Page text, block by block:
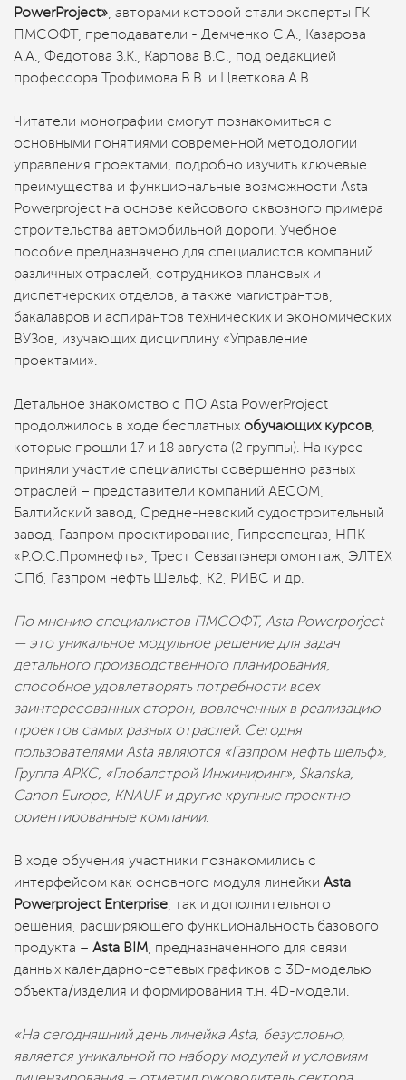
PowerProject» , авторами которой стали эксперты ГК
ПМСОФТ, преподаватели - Демченко С.А., Казарова
А.А., Федотова З.К., Карпова В.С., под редакцией
профессора Трофимова В.В. и Цветкова А.В.
Читатели монографии смогут познакомиться с
основными понятиями современной методологии
управления проектами, подробно изучить ключевые
преимущества и функциональные возможности Asta
Powerproject на основе кейсового сквозного примера
строительства автомобильной дороги. Учебное
пособие предназначено для специалистов компаний
различных отраслей, сотрудников плановых и
диспетчерских отделов, а также магистрантов,
бакалавров и аспирантов технических и экономических
ВУЗов, изучающих дисциплину «Управление
проектами».
Детальное знакомство с ПО Asta PowerProject
продолжилось в ходе бесплатных обучающих курсов
которые прошли 17 и 18 августа (2 группы). На курсе
приняли участие специалисты совершенно разных
отраслей – представители компаний AECOM,
Балтийский завод, Средне-невский судостроительный
завод, Газпром проектирование, Гипроспецгаз, НПК
«Р.О.С.Промнефть», Трест Севзапэнергомонтаж, ЭЛТЕХ
СПб, Газпром нефть Шельф, К2, РИВС и др.
По мнению специалистов ПМСОФТ, Asta Powerporject
— это уникальное модульное решение для задач
детального производственного планирования,
способное удовлетворять потребности всех
заинтересованных сторон, вовлеченных в реализацию
проектов самых разных отраслей. Сегодня
пользователями Asta являются «Газпром нефть шельф»,
Группа АРКС, «Глобалстрой Инжиниринг», Skanska,
Сanon Europe, KNAUF и другие крупные проектно-
ориентированные компании.
В ходе обучения участники познакомились с
интерфейсом как основного модуля линейки Asta
Powerproject Enterprise , так и дополнительного
решения, расширяющего функциональность базового
продукта – Asta BIM , предназначенного для связи
данных календарно-сетевых графиков с 3D-моделью
объекта/изделия и формирования т.н. 4D-модели.
«На сегодняшний день линейка Asta, безусловно,
является уникальной по набору модулей и условиям